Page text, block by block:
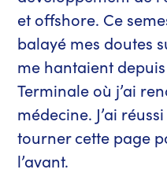
et offshore. Ce
balayé mes doutes
me hantaient
Terminale où j’ai
médecine. J’ai
tourner cette page
l’avant.